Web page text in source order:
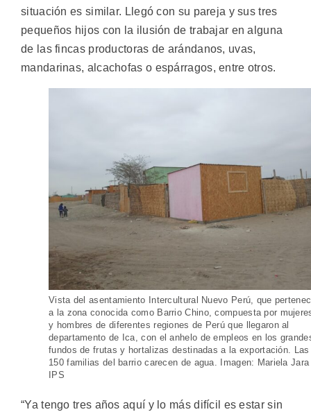
situación es similar. Llegó con su pareja y sus tres
pequeños hijos con la ilusión de trabajar en alguna
de las fincas productoras de arándanos, uvas,
mandarinas, alcachofas o espárragos, entre otros.
Vista del asentamiento Intercultural Nuevo Perú, que
a la zona conocida como Barrio Chino, compuesta por
y hombres de diferentes regiones de Perú que llegaron al
departamento de Ica, con el anhelo de empleos en los
fundos de frutas y hortalizas destinadas a la exportación. Las
150 familias del barrio carecen de agua. Imagen: Mariela
IPS
“Ya tengo tres años aquí y lo más difícil es estar sin